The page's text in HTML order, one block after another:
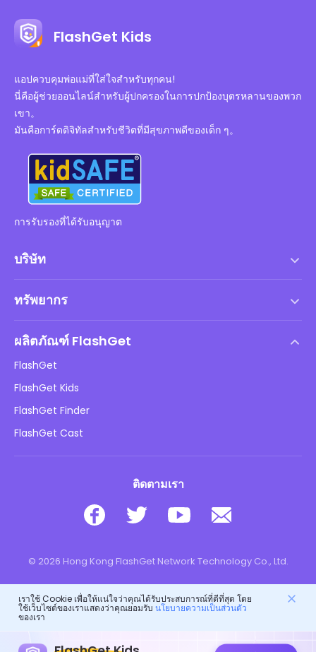
FlashGet Kids
แอปควบคุมพ่อแม่ที่ใส่ใจสำหรับทุกคน!
นี่คือผู้ช่วยออนไลน์สำหรับผู้ปกครองในการปกป้องบุตรหลานของพวก
เขา。
มันคือการ์ดดิจิทัลสำหรับชีวิตที่มีสุขภาพดีของเด็ก ๆ。
การรับรองที่ได้รับอนุญาต
บริษัท
นโยบาย DMCA
นโยบายความเป็นส่วนตัว
นโยบายการโฆษณา
อย่าขายข้อมูลของฉัน
ทรัพยากร
ความปลอดภัยของเด็กออนไลน์
ดาวน์โหลด
ผลิตภัณฑ์ FlashGet
FlashGet
FlashGet Kids
FlashGet Finder
FlashGet Cast
ติดตามเรา
© 2026 Hong Kong FlashGet Network Technology Co., Ltd.
เราใช้ Cookie เพื่อให้แน่ใจว่าคุณได้รับประสบการณ์ที่ดีที่สุด โดย
ใช้เว็บไซต์ของเราแสดงว่าคุณยอมรับ นโยบายความเป็นส่วนตัว
ของเรา